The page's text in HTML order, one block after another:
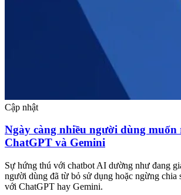
Cập nhật
Ngày càng nhiều người dùng muốn
ChatGPT và Gemini
Sự hứng thú với chatbot AI dường như đang
người dùng đã từ bỏ sử dụng hoặc ngừng chia
với ChatGPT hay Gemini.